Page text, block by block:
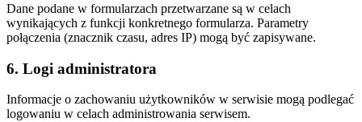
Dane podane w formularzach przetwarzane są w celach
wynikających z funkcji konkretnego formularza. Parametry
połączenia (znacznik czasu, adres IP) mogą być zapisywane.
6. Logi administratora
Informacje o zachowaniu użytkowników w serwisie mogą podlegać
logowaniu w celach administrowania serwisem.